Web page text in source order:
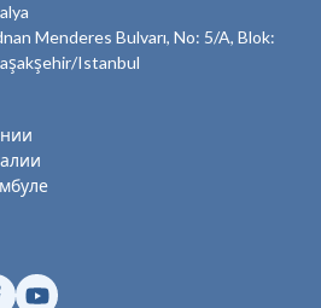
Силиври
Menderes Bulvarı, No: 5/A, Blok:
Istanbul